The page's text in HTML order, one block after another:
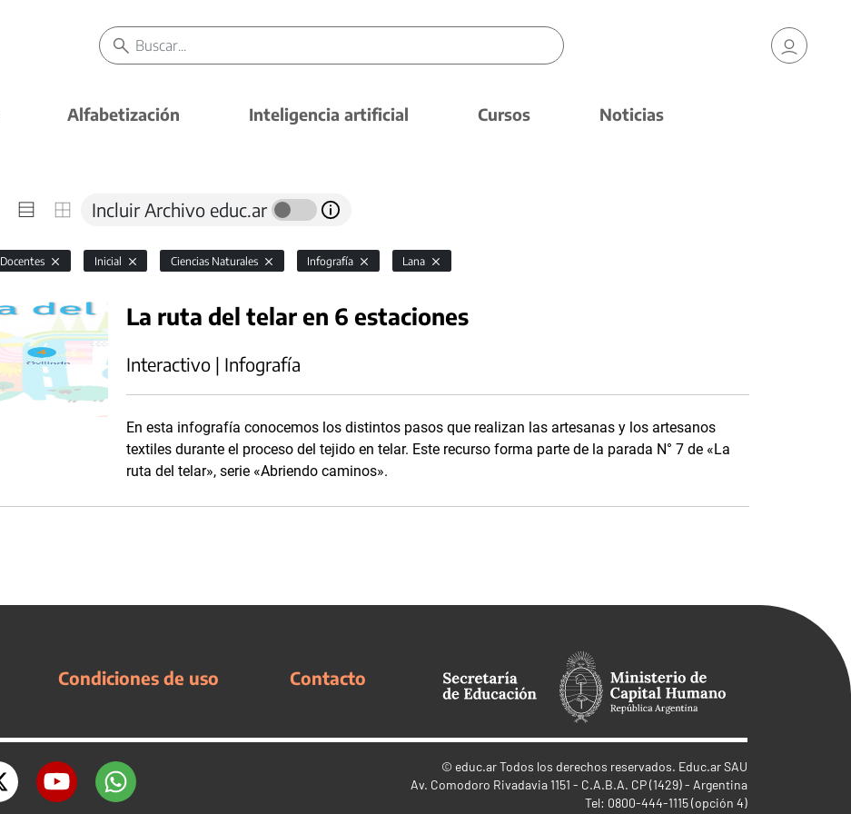
Alfabetización Inteligencia artificial Cursos Noticias
Incluir Archivo educ.ar
Docentes Inicial Ciencias Naturales Infografía Lana
La ruta del telar en 6 estaciones
Interactivo | Infografía
En esta infografía conocemos los distintos pasos que realizan las artesanas y los artesanos
textiles durante el proceso del tejido en telar. Este recurso forma parte de la parada N° 7 de «La
ruta del telar», serie «Abriendo caminos».
Condiciones de uso Contacto
© educ.arTodos los derechos reservados. Educ.ar SAU
Av. Comodoro Rivadavia 1151 - C.A.B.A. CP (1429) - Argentina
Tel: 0800-444-1115 (opción 4)